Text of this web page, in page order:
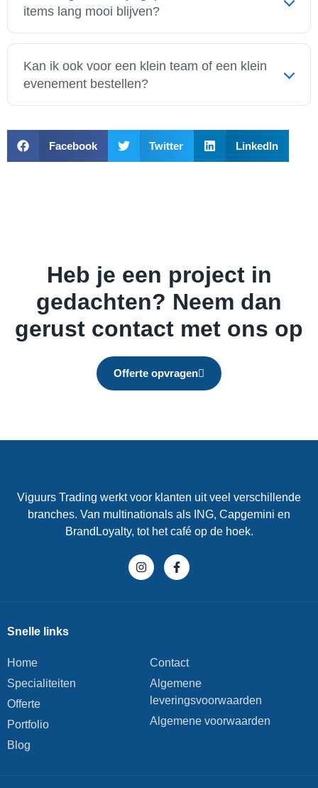
zorgt ervoor dat alle fijne lijntjes en kleuren goed
zichtbaar zijn op het eindproduct.
items lang mooi blijven?
Kies voor een duurzame techniek zoals borduren en
daar ook op bij je keuze.
Kan ik ook voor een klein team of een klein
evenement bestellen?
kleinere bedrijven. Neem gerustcontactmet ons op
om te bespreken wat de mogelijkheden zijn voor jouw
specifieke wensen.
Facebook Twitter LinkedIn
Heb je een project in
gedachten? Neem dan
gerust contact met ons op
Offerte opvragen
Snelle links
Home
Specialiteiten
Offerte
Portfolio
Blog
Contact
Algemene
leveringsvoorwaarden
Algemene voorwaarden
Viguurs Trading werkt voor klanten uit veel verschillende
branches. Van multinationals als ING, Capgemini en
BrandLoyalty, tot het café op de hoek.